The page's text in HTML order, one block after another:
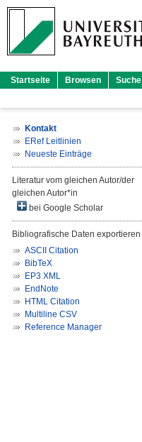
Startseite Browsen Suche
Kontakt
ERef Leitlinien
Neueste Einträge
Literatur vom gleichen Autor/der
gleichen Autor*in
bei Google Scholar
Bibliografische Daten exportieren
ASCII Citation
BibTeX
EP3 XML
EndNote
HTML Citation
Multiline CSV
Reference Manager